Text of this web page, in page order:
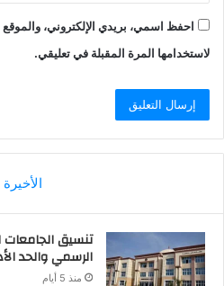
احفظ اسمي، بريدي الإلكتروني،
لاستخدامها المرة المقبلة في تعليقي.
الأخيرة
الرسمي والحد
منذ 5 أيام